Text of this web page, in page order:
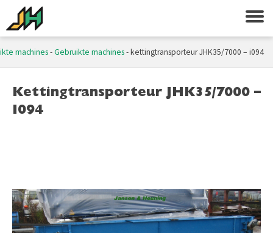
machines-Gebruikte machines-kettingtransporteur JHK35/7000 – i094
Kettingtransporteur JHK35/7000 –
I094